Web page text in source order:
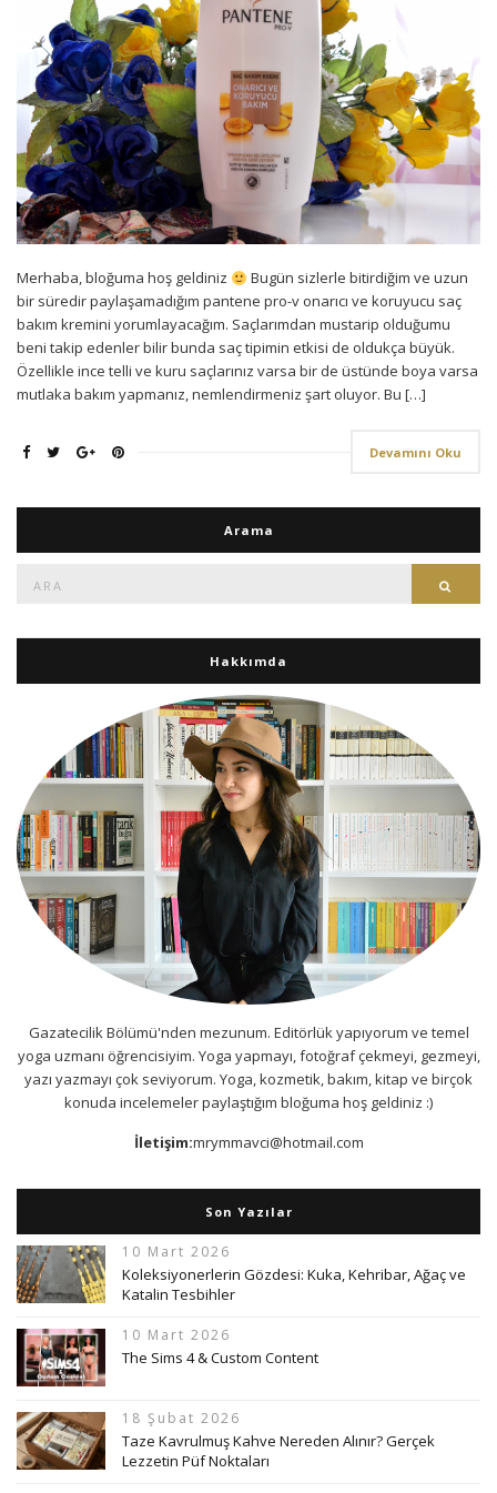
Merhaba, bloğuma hoş geldiniz
Bugün sizlerle bitirdiğim ve uzun
bir süredir paylaşamadığım pantene pro-v onarıcı ve koruyucu saç
bakım kremini yorumlayacağım. Saçlarımdan mustarip olduğumu
beni takip edenler bilir bunda saç tipimin etkisi de oldukça büyük.
Özellikle ince telli ve kuru saçlarınız varsa bir de üstünde boya varsa
mutlaka bakım yapmanız, nemlendirmeniz şart oluyor. Bu […]
Devamını Oku
Arama
Hakkımda
Gazatecilik Bölümü'nden mezunum. Editörlük yapıyorum ve temel
yoga uzmanı öğrencisiyim. Yoga yapmayı, fotoğraf çekmeyi, gezmeyi,
yazı yazmayı çok seviyorum. Yoga, kozmetik, bakım, kitap ve birçok
konuda incelemeler paylaştığım bloğuma hoş geldiniz :)
İletişim:mrymmavci@hotmail.com
Son Yazılar
10 Mart 2026
Koleksiyonerlerin Gözdesi: Kuka, Kehribar, Ağaç ve
Katalin Tesbihler
10 Mart 2026
The Sims 4 & Custom Content
18 Şubat 2026
Taze Kavrulmuş Kahve Nereden Alınır? Gerçek
Lezzetin Püf Noktaları